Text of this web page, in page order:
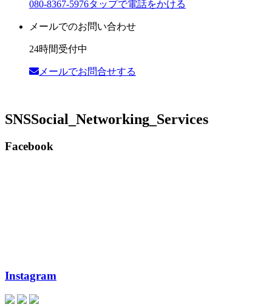
080-8367-5976タップで電話をかける
メールでのお問い合わせ
24時間受付中
メールでお問合せする
SNSSocial_Networking_Services
Facebook
Instagram